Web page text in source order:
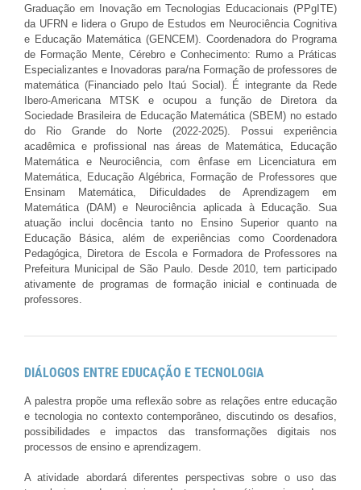
Graduação em Inovação em Tecnologias Educacionais (PPgITE)
da UFRN e lidera o Grupo de Estudos em Neurociência Cognitiva
e Educação Matemática (GENCEM). Coordenadora do Programa
de Formação Mente, Cérebro e Conhecimento: Rumo a Práticas
Especializantes e Inovadoras para/na Formação de professores de
matemática (Financiado pelo Itaú Social). É integrante da Rede
Ibero-Americana MTSK e ocupou a função de Diretora da
Sociedade Brasileira de Educação Matemática (SBEM) no estado
do Rio Grande do Norte (2022-2025). Possui experiência
acadêmica e profissional nas áreas de Matemática, Educação
Matemática e Neurociência, com ênfase em Licenciatura em
Matemática, Educação Algébrica, Formação de Professores que
Ensinam Matemática, Dificuldades de Aprendizagem em
Matemática (DAM) e Neurociência aplicada à Educação. Sua
atuação inclui docência tanto no Ensino Superior quanto na
Educação Básica, além de experiências como Coordenadora
Pedagógica, Diretora de Escola e Formadora de Professores na
Prefeitura Municipal de São Paulo. Desde 2010, tem participado
ativamente de programas de formação inicial e continuada de
professores.
DIÁLOGOS ENTRE EDUCAÇÃO E TECNOLOGIA
A palestra propõe uma reflexão sobre as relações entre educação
e tecnologia no contexto contemporâneo, discutindo os desafios,
possibilidades e impactos das transformações digitais nos
processos de ensino e aprendizagem.
A atividade abordará diferentes perspectivas sobre o uso das